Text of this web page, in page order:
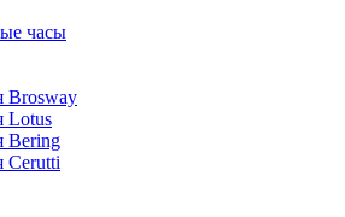
часы
Brosway
Lotus
Bering
Cerutti